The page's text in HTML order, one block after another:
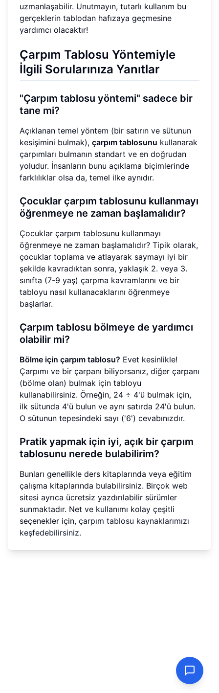
uzmanlaşabilir. Unutmayın, tutarlı kullanım bu
gerçeklerin tablodan hafızaya geçmesine
yardımcı olacaktır!
Çarpım Tablosu Yöntemiyle
İlgili Sorularınıza Yanıtlar
"Çarpım tablosu yöntemi" sadece bir
tane mi?
Açıklanan temel yöntem (bir satırın ve sütunun
kesişimini bulmak), çarpım tablosunu kullanarak
çarpımları bulmanın standart ve en doğrudan
yoludur. İnsanların bunu açıklama biçimlerinde
farklılıklar olsa da, temel ilke aynıdır.
Çocuklar çarpım tablosunu kullanmayı
öğrenmeye ne zaman başlamalıdır?
Çocuklar çarpım tablosunu kullanmayı
öğrenmeye ne zaman başlamalıdır? Tipik olarak,
çocuklar toplama ve atlayarak saymayı iyi bir
şekilde kavradıktan sonra, yaklaşık 2. veya 3.
sınıfta (7-9 yaş) çarpma kavramlarını ve bir
tabloyu nasıl kullanacaklarını öğrenmeye
başlarlar.
Çarpım tablosu bölmeye de yardımcı
olabilir mi?
Bölme için çarpım tablosu? Evet kesinlikle!
Çarpımı ve bir çarpanı biliyorsanız, diğer çarpanı
(bölme olan) bulmak için tabloyu
kullanabilirsiniz. Örneğin, 24 ÷ 4'ü bulmak için,
ilk sütunda 4'ü bulun ve aynı satırda 24'ü bulun.
O sütunun tepesindeki sayı ('6') cevabınızdır.
Pratik yapmak için iyi, açık bir çarpım
tablosunu nerede bulabilirim?
Bunları genellikle ders kitaplarında veya eğitim
çalışma kitaplarında bulabilirsiniz. Birçok web
sitesi ayrıca ücretsiz yazdırılabilir sürümler
sunmaktadır. Net ve kullanımı kolay çeşitli
seçenekler için, çarpım tablosu kaynaklarımızı
keşfedebilirsiniz.